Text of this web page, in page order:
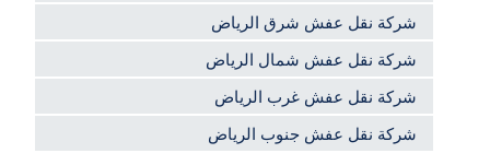
شركة نقل عفش شرق الرياض
شركة نقل عفش شمال الرياض
شركة نقل عفش غرب الرياض
شركة نقل عفش جنوب الرياض